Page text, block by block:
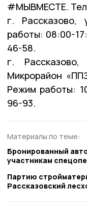
#МЫВМЕСТЕ.
г.
работы: 08:00-
46-58.
г.
Микрорайон
Режим работы:
96-93.
Материалы по теме:
Бронированный
участникам
Партию
Рассказовский